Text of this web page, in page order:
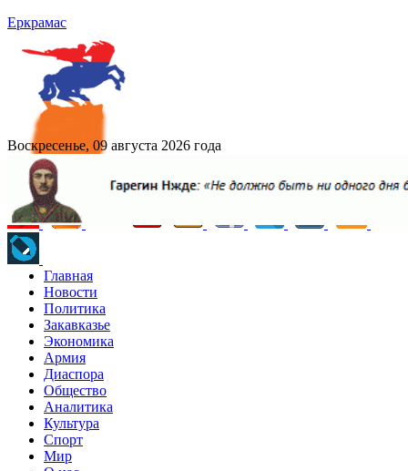
Еркрамас
Воскресенье, 09 августа 2026 года
Главная
Новости
Политика
Закавказье
Экономика
Армия
Диаспора
Общество
Аналитика
Культура
Спорт
Мир